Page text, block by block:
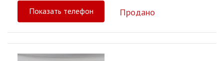
Показать телефон Продано